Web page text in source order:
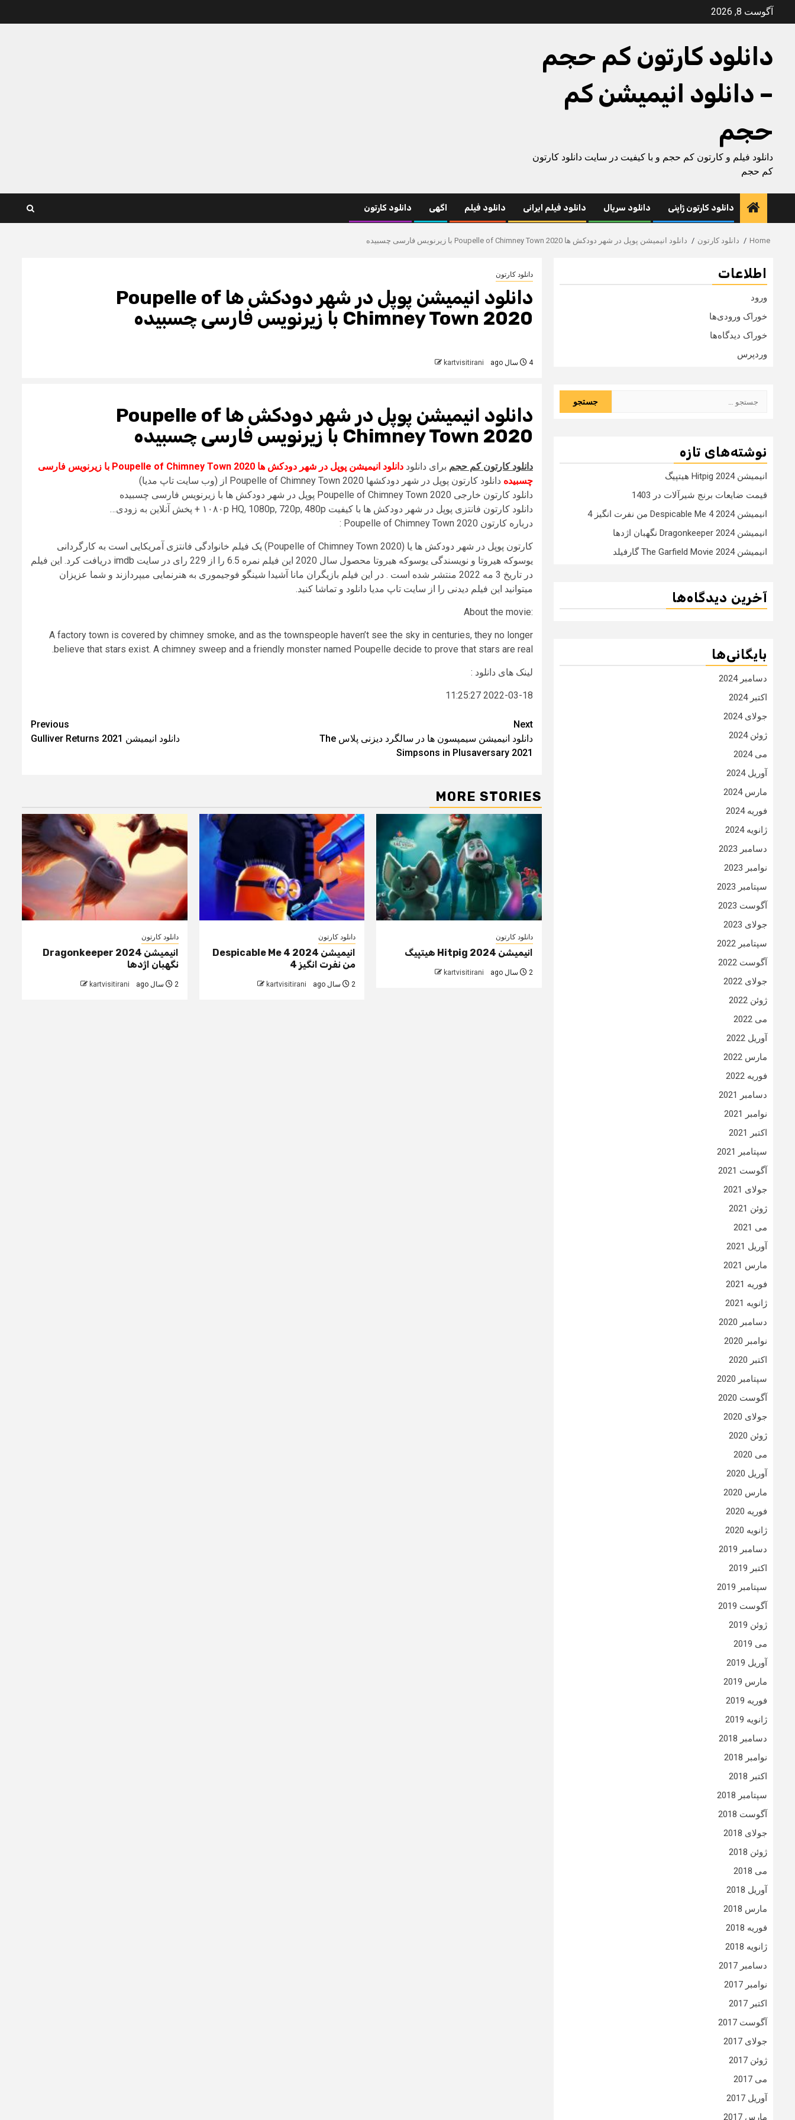
آگوست 8, 2026
دانلود کارتون کم حجم
– دانلود انیمیشن کم
حجم
دانلود فیلم و کارتون کم حجم و با کیفیت در سایت دانلود کارتون
کم حجم
دانلود کارتون ژاپنی دانلود سریال دانلود فیلم ایرانی دانلود فیلم اگهی دانلود کارتون
Home دانلود کارتون دانلود انیمیشن پوپل در شهر دودکش ها Poupelle of Chimney Town 2020 با زیرنویس فارسی چسبیده
دانلود کارتون
دانلود انیمیشن پوپل در شهر دودکش ها Poupelle of
Chimney Town 2020 با زیرنویس فارسی چسبیده
4 سال ago kartvisitirani
دانلود انیمیشن پوپل در شهر دودکش ها Poupelle of
Chimney Town 2020 با زیرنویس فارسی چسبیده
دانلود کارتون کم حجم برای دانلود
دانلود انیمیشن پوپل در شهر دودکش ها Poupelle of Chimney Town 2020 با زیرنویس فارسی
چسبیده دانلود کارتون پوپل در شهر دودکشها Poupelle of Chimney Town 2020 از (وب سایت تاپ مدیا)
دانلود کارتون خارجی Poupelle of Chimney Town 2020 پوپل در شهر دودکش ها با زیرنویس فارسی چسبیده
دانلود کارتون فانتزی پوپل در شهر دودکش ها با کیفیت ۱۰۸۰p HQ, 1080p, 720p, 480p + پخش آنلاین به زودی…
درباره کارتون Poupelle of Chimney Town 2020 :
کارتون پوپل در شهر دودکش ها یا (Poupelle of Chimney Town 2020) یک فیلم خانوادگی فانتزی آمریکایی است به کارگردانی
یوسوکه هیروتا و نویسندگی یوسوکه هیروتا محصول سال 2020 این فیلم نمره 6.5 را از 229 رای در سایت imdb دریافت کرد. این فیلم
در تاریخ 3 مه 2022 منتشر شده است . در این فیلم بازیگران مانا آشیدا شینگو فوجیموری به هنرنمایی میپردازند و شما عزیزان
میتوانید این فیلم دیدنی را از سایت تاپ مدیا دانلود و تماشا کنید.
:About the movie
A factory town is covered by chimney smoke, and as the townspeople haven’t see the sky in centuries, they no longer
believe that stars exist. A chimney sweep and a friendly monster named Poupelle decide to prove that stars are real.
لینک های دانلود :
2022-03-18 11:25:27
Post
navigation
Previous
دانلود انیمیشن Gulliver Returns 2021
Next
دانلود انیمیشن سیمپسون ها در سالگرد دیزنی پلاس The
Simpsons in Plusaversary 2021
MORE STORIES
دانلود کارتون
انیمیشن Hitpig 2024 هیتپیگ
2 سال ago kartvisitirani
دانلود کارتون
انیمیشن Despicable Me 4 2024
من نفرت انگیز 4
2 سال ago kartvisitirani
دانلود کارتون
انیمیشن Dragonkeeper 2024
نگهبان اژدها
2 سال ago kartvisitirani
اطلاعات
ورود
خوراک ورودی‌ها
خوراک دیدگاه‌ها
وردپرس
نوشته‌های تازه
انیمیشن Hitpig 2024 هیتپیگ
قیمت ضایعات برنج شیرآلات در 1403
انیمیشن Despicable Me 4 2024 من نفرت انگیز 4
انیمیشن Dragonkeeper 2024 نگهبان اژدها
انیمیشن The Garfield Movie 2024 گارفیلد
آخرین دیدگاه‌ها
بایگانی‌ها
دسامبر 2024
اکتبر 2024
جولای 2024
ژوئن 2024
می 2024
آوریل 2024
مارس 2024
فوریه 2024
ژانویه 2024
دسامبر 2023
نوامبر 2023
سپتامبر 2023
آگوست 2023
جولای 2023
سپتامبر 2022
آگوست 2022
جولای 2022
ژوئن 2022
می 2022
آوریل 2022
مارس 2022
فوریه 2022
دسامبر 2021
نوامبر 2021
اکتبر 2021
سپتامبر 2021
آگوست 2021
جولای 2021
ژوئن 2021
می 2021
آوریل 2021
مارس 2021
فوریه 2021
ژانویه 2021
دسامبر 2020
نوامبر 2020
اکتبر 2020
سپتامبر 2020
آگوست 2020
جولای 2020
ژوئن 2020
می 2020
آوریل 2020
مارس 2020
فوریه 2020
ژانویه 2020
دسامبر 2019
اکتبر 2019
سپتامبر 2019
آگوست 2019
ژوئن 2019
می 2019
آوریل 2019
مارس 2019
فوریه 2019
ژانویه 2019
دسامبر 2018
نوامبر 2018
اکتبر 2018
سپتامبر 2018
آگوست 2018
جولای 2018
ژوئن 2018
می 2018
آوریل 2018
مارس 2018
فوریه 2018
ژانویه 2018
دسامبر 2017
نوامبر 2017
اکتبر 2017
آگوست 2017
جولای 2017
ژوئن 2017
می 2017
آوریل 2017
مارس 2017